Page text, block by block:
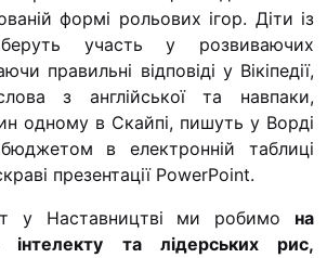
формі рольових ігор. Діти із
участь у розвиваючих
правильні відповіді у Вікіпедії,
з англійської та навпаки,
одному в Скайпі, пишуть у Ворді
в електронній таблиці
презентації PowerPoint.
у Наставництві ми робимо на
інтелекту та лідерських рис,